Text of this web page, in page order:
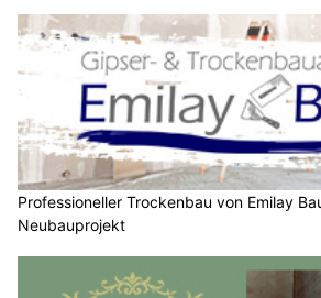
Professioneller Trockenbau von Emilay
Neubauprojekt